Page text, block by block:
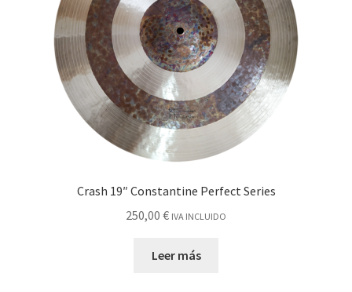
Crash 19″ Constantine Perfect Series
250,00 € IVA INCLUIDO
Leer más